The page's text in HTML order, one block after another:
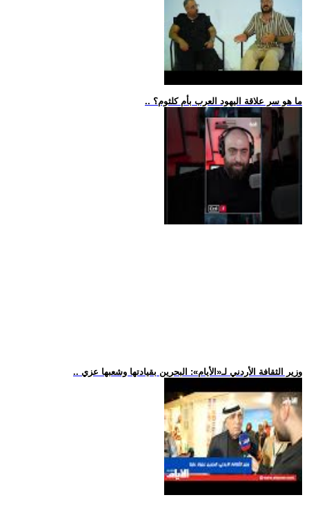
.. ما هو سر علاقة اليهود العرب بأم كلثوم؟
.. وزير الثقافة الأردني لـ«الأيام»: البحرين بقيادتها وشعبها عزي